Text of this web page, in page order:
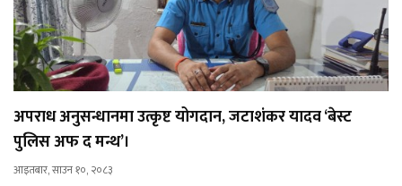
अपराध अनुसन्धानमा उत्कृष्ट योगदान, जटाशंकर यादव ‘बेस्ट
पुलिस अफ द मन्थ’।
आइतबार, साउन १०, २०८३